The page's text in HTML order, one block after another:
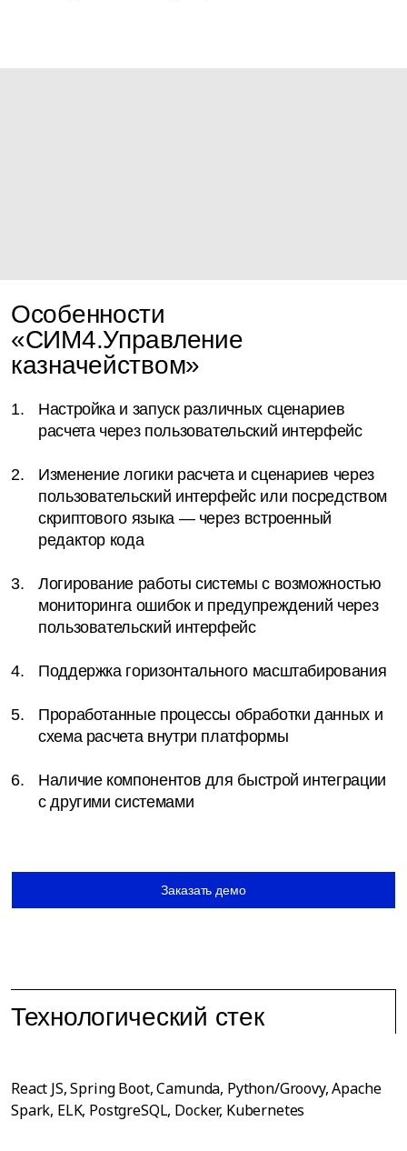
Особенности
«СИМ4.Управление
казначейством»
Настройка и запуск различных сценариев
расчета через пользовательский интерфейс
Изменение логики расчета и сценариев через
пользовательский интерфейс или посредством
скриптового языка — через встроенный
редактор кода
Логирование работы системы с возможностью
мониторинга ошибок и предупреждений через
пользовательский интерфейс
Поддержка горизонтального масштабирования
Проработанные процессы обработки данных и
схема расчета внутри платформы
Наличие компонентов для быстрой интеграции
с другими системами
Заказать демо
Технологический стек
React JS, Spring Boot, Camunda, Python/Groovy, Apache
Spark, ELK, PostgreSQL, Docker, Kubernetes